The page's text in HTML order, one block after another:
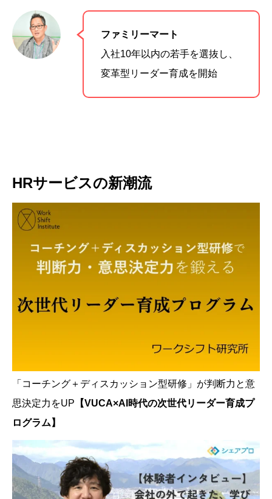
ファミリーマート
入社10年以内の若手を選抜し、
変革型リーダー育成を開始
HRサービスの新潮流
「コーチング＋ディスカッション型研修」が判断力と意
思決定力をUP 【VUCA×AI時代の次世代リーダー育成プ
ログラム】